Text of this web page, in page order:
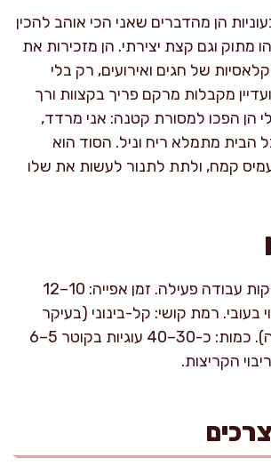
הן מהדברים שאני הכי אוהב להכין
וגם קצת יצירתי. הן מזכירות את
של חגים ואירועים, רק בלי
מקבלות מרקם פריך בקצוות ורך
הן הפכו למסורת קטנה: אני מרדד,
הבית מתמלא ריח וניל. הסוד הוא
קמח, ולתת לתנור לעשות את שלו
זמן הכנה: כ-30 דקות עבודה פעילה. זמן אפייה: 10–12
בעובי. רמת קושי: קל-בינוני (בעיקר
בגלל רידוד וקריצה). כמות: כ-30–40 עוגיות בקוטר 5–6
הקריצות.